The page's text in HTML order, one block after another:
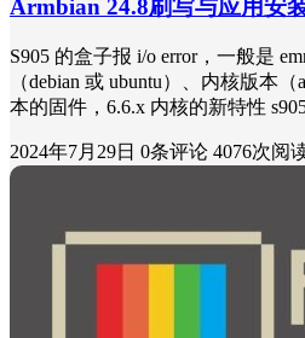
Armbian 24.8刷写与应用安
S905 的盒子报 i/o error，一般是
（debian 或 ubuntu）、内核版本
本的固件，6.6.x 内核的新特性
2024年7月29日 0条评论 4076次阅